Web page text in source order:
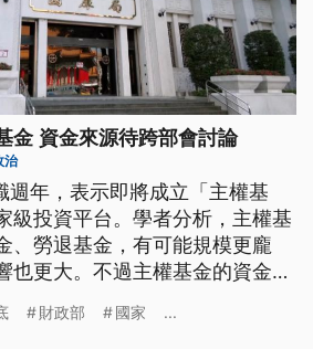
金 資金來源待跨部會討論
治
年，表示即將成立「主權基
級投資平台。學者分析，主權基
、勞退基金，有可能規模更龐
也更大。不過主權基金的資金來
參考新加坡、南韓模式，給出財
財政部 國家 ...